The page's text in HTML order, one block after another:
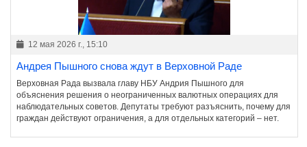
12 мая 2026 г., 15:10
Андрея Пышного снова ждут в Верховной Раде
Верховная Рада вызвала главу НБУ Андрия Пышного для
объяснения решения о неограниченных валютных операциях для
наблюдательных советов. Депутаты требуют разъяснить, почему для
граждан действуют ограничения, а для отдельных категорий – нет.